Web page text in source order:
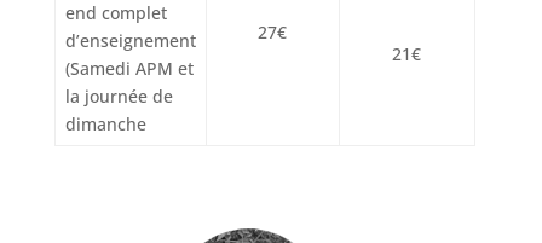
end complet
d’enseignement
(Samedi APM et
la journée de
dimanche
27€
21€